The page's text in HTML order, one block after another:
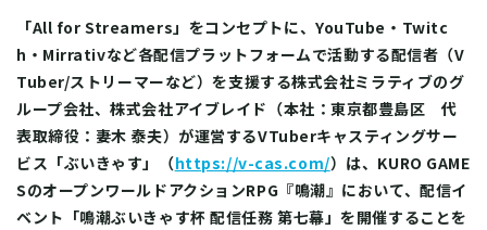
「All for Streamers」をコンセプトに、YouTube・Twitc
h・Mirrativなど各配信プラットフォームで活動する配信者（V
Tuber/ストリーマーなど）を支援する株式会社ミラティブのグ
ループ会社、株式会社アイブレイド（本社：東京都豊島区 代
表取締役：妻木 泰夫）が運営するVTuberキャスティングサー
ビス「ぶいきゃす」（https://v-cas.com/）は、KURO GAME
SのオープンワールドアクションRPG『鳴潮』において、配信イ
ベント「鳴潮ぶいきゃす杯 配信任務 第七幕」を開催することを